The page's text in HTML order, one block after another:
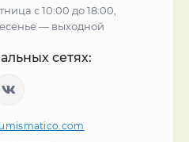
с 10:00 до 18:00,
— выходной
сетях: